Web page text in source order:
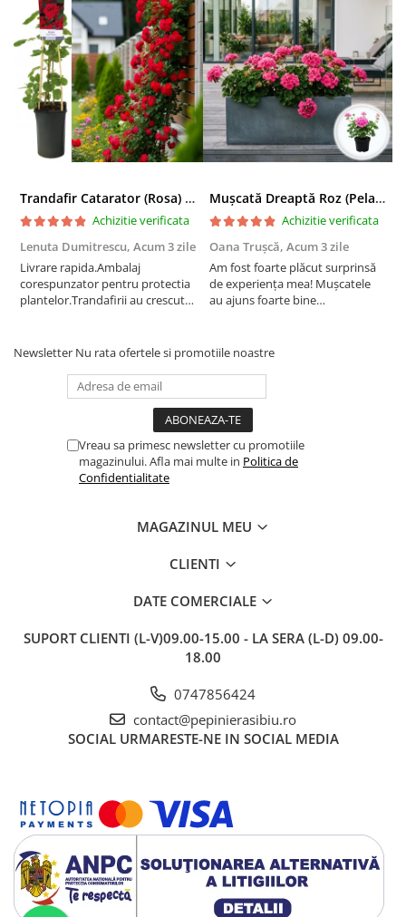
Trandafir Catarator (Rosa) Red Climber - 75cm
Achizitie verificata
Lenuta Dumitrescu, Acum 3 zile
Livrare rapida.Ambalaj
corespunzator pentru protectia
plantelor.Trandafirii au crescut
Mușcată Dreaptă Roz (Pelargonium Zonale)
Achizitie verificata
Oana Trușcă, Acum 3 zile
Am fost foarte plăcut surprinsă
de experiența mea! Mușcatele
au ajuns foarte bine
transportului. Se vede că au fost
Newsletter Nu rata ofertele si promotiile noastre
Vreau sa primesc newsletter cu promotiile
magazinului. Afla mai multe in Politica de
Confidentialitate
MAGAZINUL MEU
CLIENTI
DATE COMERCIALE
SUPORT CLIENTI (L-V)09.00-15.00 - LA SERA (L-D) 09.00-
18.00
0747856424
contact@pepinierasibiu.ro
SOCIAL URMARESTE-NE IN SOCIAL MEDIA